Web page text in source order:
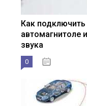
Как подключить
автомагнитоле
звука
0